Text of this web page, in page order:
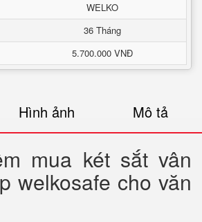
WELKO
36 Tháng
5.700.000 VNĐ
Hình ảnh Mô tả
mua két sắt vân
welkosafe cho văn